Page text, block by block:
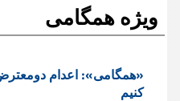
ویژه همگامی
«همگامی»: اعدام
کنیم